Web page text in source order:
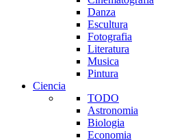
Danza
Escultura
Fotografia
Literatura
Musica
Pintura
Ciencia
TODO
Astronomia
Biologia
Economia